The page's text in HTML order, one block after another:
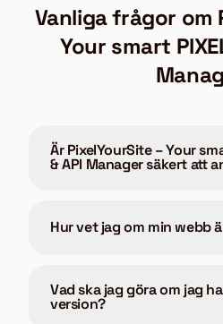
Vanliga frågor om
Your smart
Är PixelYourSite – Your
& API Manager säkert att
Hur vet jag om min webb
Vad ska jag göra om jag
version?